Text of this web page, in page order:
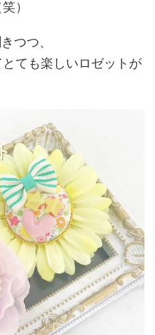
）
つつ、
ても楽しいロゼットが